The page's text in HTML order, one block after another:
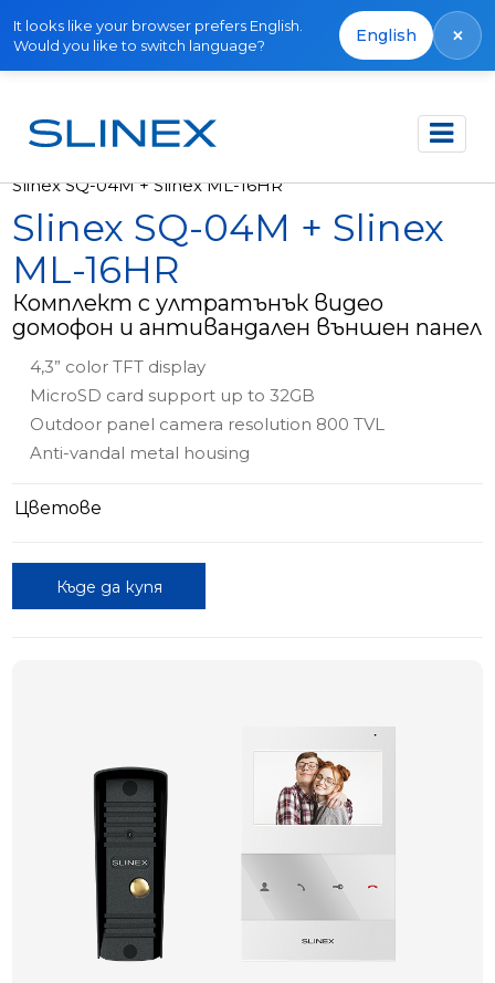
It looks like your browser prefers English.
Would you like to switch language?
English ×
Начало Продукти
Slinex SQ-04M + Slinex ML-16HR
Slinex SQ-04M + Slinex
ML-16HR
Комплект с ултратънък видео
домофон и антивандален външен панел
4,3” color TFT display
MicroSD card support up to 32GB
Outdoor panel camera resolution 800 TVL
Anti-vandal metal housing
Цветове
Къде да купя